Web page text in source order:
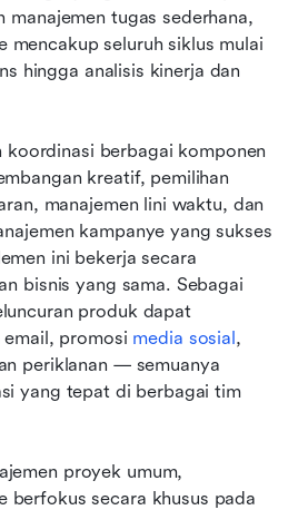
manajemen tugas sederhana,
mencakup seluruh siklus mulai
hingga analisis kinerja dan
koordinasi berbagai komponen
kreatif, pemilihan
manajemen lini waktu, dan
kampanye yang sukses
ini bekerja secara
bisnis yang sama. Sebagai
produk dapat
promosi media sosial,
periklanan — semuanya
yang tepat di berbagai tim
proyek umum,
berfokus secara khusus pada